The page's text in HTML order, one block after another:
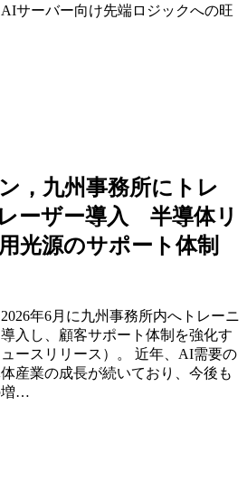
サーバー向け先端ロジックへの旺
，九州事務所にトレ
ーザー導入 半導体リ
光源のサポート体制
年6月に九州事務所内へトレーニ
入し、顧客サポート体制を強化す
ースリリース）。 近年、AI需要の
産業の成長が続いており、今後も
増…